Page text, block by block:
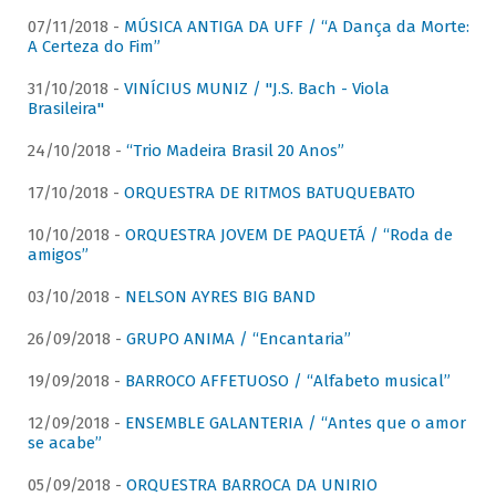
07/11/2018 - MÚSICA ANTIGA DA UFF / “A Dança da Morte:
A Certeza do Fim”
31/10/2018 - VINÍCIUS MUNIZ / "J.S. Bach - Viola
Brasileira"
24/10/2018 - “Trio Madeira Brasil 20 Anos”
17/10/2018 - ORQUESTRA DE RITMOS BATUQUEBATO
10/10/2018 - ORQUESTRA JOVEM DE PAQUETÁ / “Roda de
amigos”
03/10/2018 - NELSON AYRES BIG BAND
26/09/2018 - GRUPO ANIMA / “Encantaria”
19/09/2018 - BARROCO AFFETUOSO / “Alfabeto musical”
12/09/2018 - ENSEMBLE GALANTERIA / “Antes que o amor
se acabe”
05/09/2018 - ORQUESTRA BARROCA DA UNIRIO